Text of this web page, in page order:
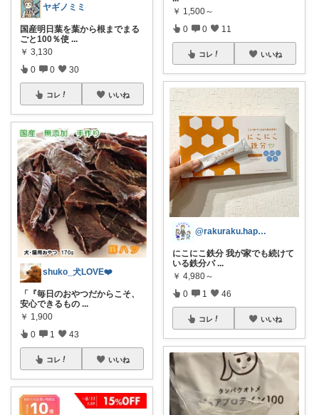
ヤギノミミ
国産明日葉を葉から根までまる
ごと100％使 ...
￥ 3,130
0 0 30
コレ いいね
shuko_犬LOVE❤️
「『毎日のおやつだからこそ、
安心できるもの ...
￥ 1,900
0 1 43
コレ いいね
￥ 1,500～
0 0 11
コレ いいね
@rakuraku.happy.mama
にこにこ鉄分 我が家でも続けて
いる鉄分パ ...
￥ 4,980～
0 1 46
コレ いいね